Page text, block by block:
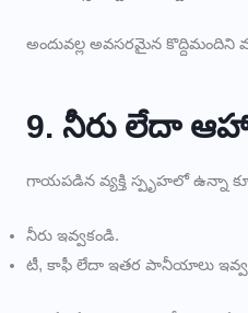
అందువల్ల అవసరమైన కొద్దిమందిని
9. నీరు లేదా
గాయపడిన వ్యక్తి స్పృహలో ఉన్నా
నీరు ఇవ్వకండి.
టీ, కాఫీ లేదా ఇతర పానీయాలు